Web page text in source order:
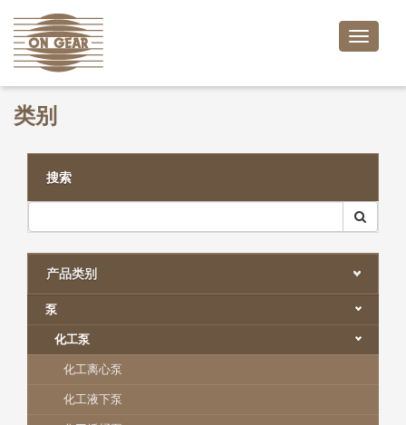
Toggle
类别
搜索
产品类别
泵
化工泵
化工离心泵
化工液下泵